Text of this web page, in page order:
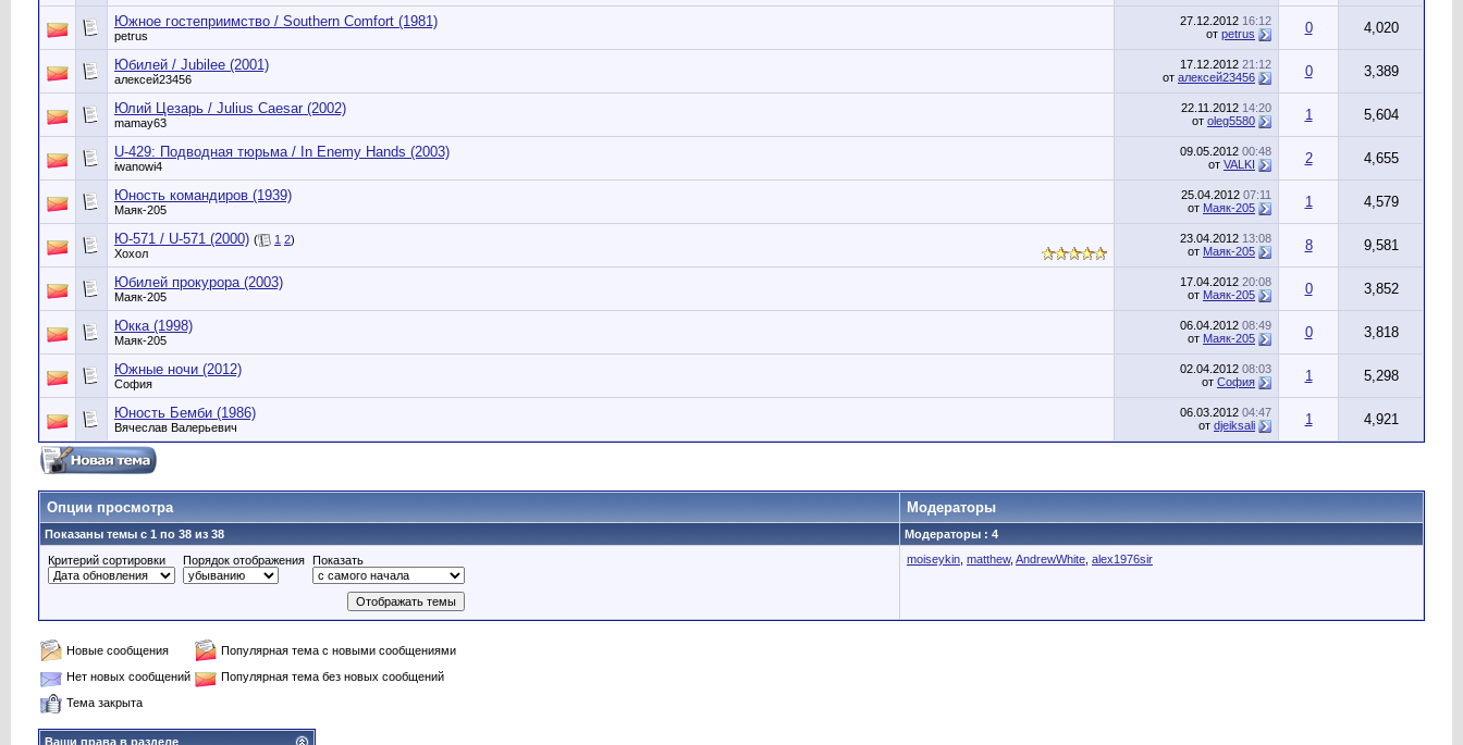
Южное гостеприимство / Southern Comfort (1981)
petrus
27.12.2012 16:12
от petrus 0 4,020
Юбилей / Jubilee (2001)
алексей23456
17.12.2012 21:12
от алексей23456 0 3,389
Юлий Цезарь / Julius Caesar (2002)
mamay63
22.11.2012 14:20
от oleg5580 1 5,604
U-429: Подводная тюрьма / In Enemy Hands (2003)
iwanowi4
09.05.2012 00:48
от VALKI 2 4,655
Юность командиров (1939)
Маяк-205
25.04.2012 07:11
от Маяк-205 1 4,579
Ю-571 / U-571 (2000) ( 1 2)
Хохол
23.04.2012 13:08
от Маяк-205 8 9,581
Юбилей прокурора (2003)
Маяк-205
17.04.2012 20:08
от Маяк-205 0 3,852
Юкка (1998)
Маяк-205
06.04.2012 08:49
от Маяк-205 0 3,818
Южные ночи (2012)
София
02.04.2012 08:03
от София 1 5,298
Юность Бемби (1986)
Вячеслав Валерьевич
06.03.2012 04:47
от djeiksali 1 4,921
Опции просмотра Модераторы
Показаны темы с 1 по 38 из 38
Модераторы : 4
Критерий сортировки
Порядок отображения Показать moiseykin matthew, AndrewWhite alex1976sir
Новые сообщения
Популярная тема с новыми сообщениями
Нет новых сообщений
Популярная тема без новых сообщений
Тема закрыта
Ваши права в разделе